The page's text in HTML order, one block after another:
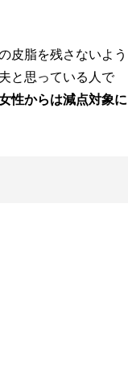
皮脂を残さないよう
と思っている人で
性からは減点対象に
ロンの髪型の講師。